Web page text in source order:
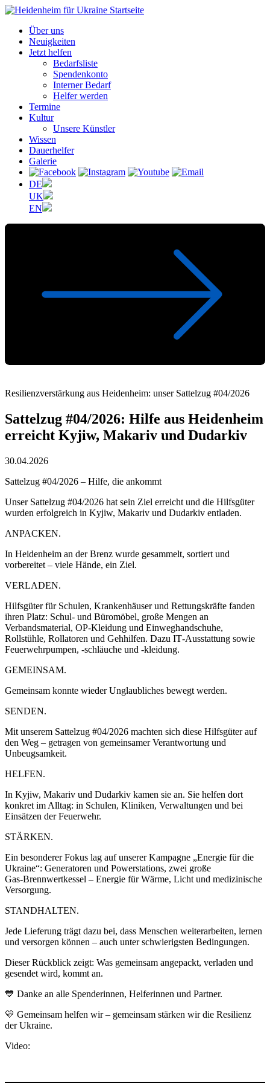
Über uns
Neuigkeiten
Jetzt helfen
Bedarfsliste
Spendenkonto
Interner Bedarf
Helfer werden
Termine
Kultur
Unsere Künstler
Wissen
Dauerhelfer
Galerie
DE
UK
EN
Resilienzverstärkung aus Heidenheim: unser Sattelzug #04/2026
Sattelzug #04/2026: Hilfe aus Heidenheim
erreicht Kyjiw, Makariv und Dudarkiv
30.04.2026
Sattelzug #04/2026 – Hilfe, die ankommt
Unser Sattelzug #04/2026 hat sein Ziel erreicht und die Hilfsgüter
wurden erfolgreich in Kyjiw, Makariv und Dudarkiv entladen.
ANPACKEN.
In Heidenheim an der Brenz wurde gesammelt, sortiert und
vorbereitet – viele Hände, ein Ziel.
VERLADEN.
Hilfsgüter für Schulen, Krankenhäuser und Rettungskräfte fanden
ihren Platz: Schul- und Büromöbel, große Mengen an
Verbandsmaterial, OP‑Kleidung und Einweghandschuhe,
Rollstühle, Rollatoren und Gehhilfen. Dazu IT‑Ausstattung sowie
Feuerwehrpumpen, ‑schläuche und ‑kleidung.
GEMEINSAM.
Gemeinsam konnte wieder Unglaubliches bewegt werden.
SENDEN.
Mit unserem Sattelzug #04/2026 machten sich diese Hilfsgüter auf
den Weg – getragen von gemeinsamer Verantwortung und
Unbeugsamkeit.
HELFEN.
In Kyjiw, Makariv und Dudarkiv kamen sie an. Sie helfen dort
konkret im Alltag: in Schulen, Kliniken, Verwaltungen und bei
Einsätzen der Feuerwehr.
STÄRKEN.
Ein besonderer Fokus lag auf unserer Kampagne „Energie für die
Ukraine“: Generatoren und Powerstations, zwei große
Gas‑Brennwertkessel – Energie für Wärme, Licht und medizinische
Versorgung.
STANDHALTEN.
Jede Lieferung trägt dazu bei, dass Menschen weiterarbeiten, lernen
und versorgen können – auch unter schwierigsten Bedingungen.
Dieser Rückblick zeigt: Was gemeinsam angepackt, verladen und
gesendet wird, kommt an.
💙 Danke an alle Spenderinnen, Helferinnen und Partner.
💛 Gemeinsam helfen wir – gemeinsam stärken wir die Resilienz
der Ukraine.
Video: